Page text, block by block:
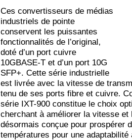
Ces convertisseurs de médias
industriels de pointe
conservent les puissantes
fonctionnalités de l’original,
doté d’un port cuivre
10GBASE-T et d’un port 10G
SFP+. Cette série industrielle
est livrée avec la vitesse de
tenu de ses ports fibre et cuivre.
série IXT-900 constitue le choix
cherchant à améliorer la vitesse
désormais conçue pour prospérer
températures pour une adaptabilité